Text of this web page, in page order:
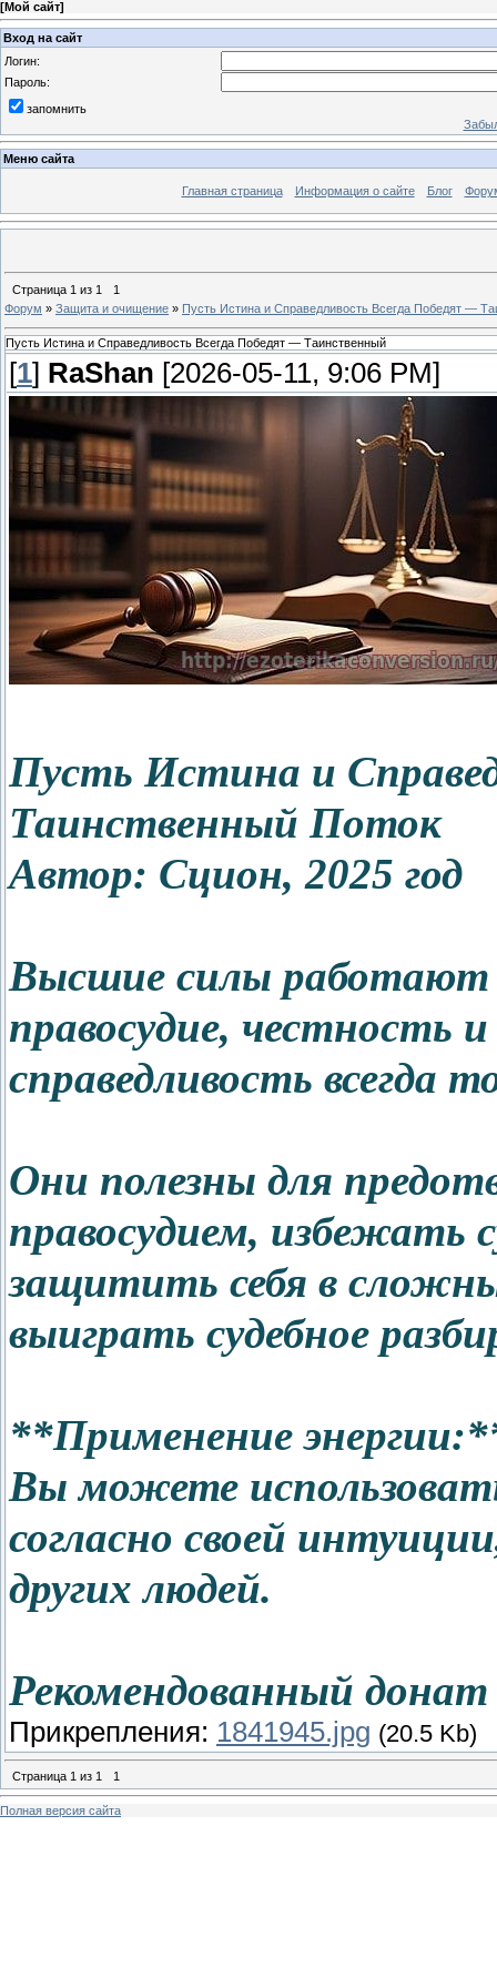
[Мой сайт]
Вход на сайт
Логин:
Пароль:
запомнить
Меню сайта
Главная страница Информация о сайте Блог
Страница 1 из 1
1
Форум » Защита и очищение » Пусть Истина и Справедливость Всегда Победят —
Пусть Истина и Справедливость Всегда Победят — Таинственный
[1] RaShan [2026-05-11, 9:06 PM]
Пусть Истина и
Таинственный Поток
Автор: Сцион, 2025 год
Высшие силы
правосудие, честность
справедливость всегда
Они полезны для
правосудием, избежать
защитить себя в
выиграть судебное
**Применение
Вы можете
согласно своей
других людей.
Рекомендованный донат
Прикрепления: 1841945.jpg (20.5 Kb)
Страница 1 из 1 1
Полная версия сайта